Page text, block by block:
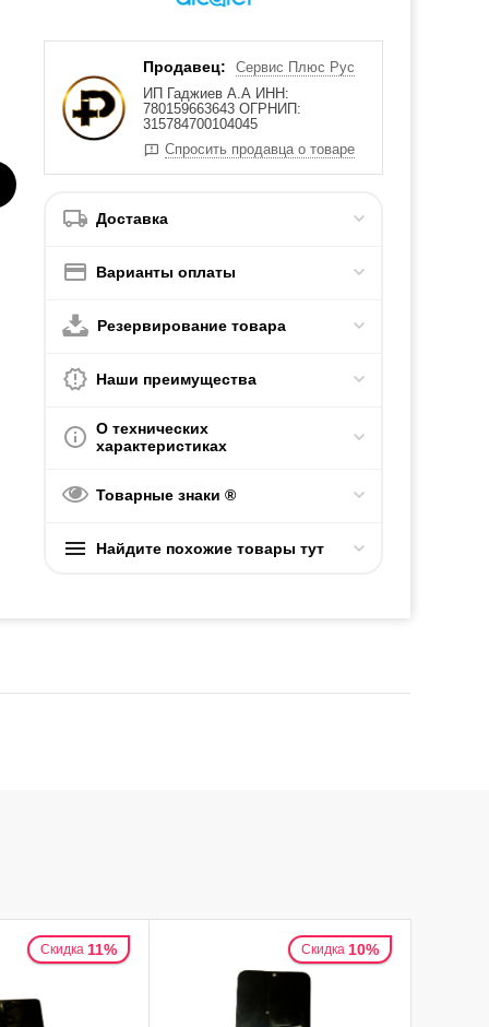
Продавец:
Сервис Плюс Рус
ИП Гаджиев А.А ИНН:
780159663643 ОГРНИП:
315784700104045
Спросить продавца о товаре
Доставка
Варианты оплаты
Резервирование товара
Наши преимущества
О технических
характеристиках
Товарные знаки ®
Найдите похожие товары тут
Скидка 11% Скидка 10%